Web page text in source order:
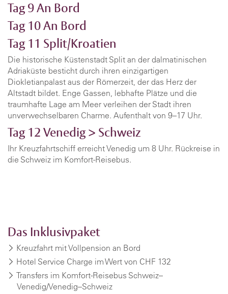
Tag 9An Bord
Tag 10An Bord
Tag 11 Split/Kroatien
Die historische Küstenstadt Split an der dalmatinischen
Adriaküste besticht durch ihren einzigartigen
Diokletianpalast aus der Römerzeit, der das Herz der
Altstadt bildet. Enge Gassen, lebhafte Plätze und die
traumhafte Lage am Meer verleihen der Stadt ihren
unverwechselbaren Charme. Aufenthalt von 9–17 Uhr.
Tag 12 Venedig > Schweiz
Ihr Kreuzfahrtschiff erreicht Venedig um 8 Uhr. Rückreise in
die Schweiz im Komfort-Reisebus.
Das Inklusivpaket
Kreuzfahrt mit Vollpension an Bord
Hotel Service Charge im Wert von CHF 132
Transfers im Komfort-Reisebus Schweiz–
Venedig/Venedig–Schweiz